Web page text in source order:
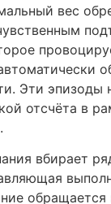
вес
Эти эпизоды
отсчёта в
вбирает
обращается